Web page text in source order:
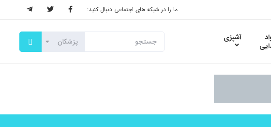
ما را در شبکه های اجتماعی دنبال کنید:
آشپزی